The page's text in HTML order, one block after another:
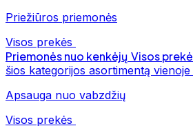
Priežiūros priemonės
Visos prekės
Priemonės nuo kenkėjų Visos
šios kategorijos asortimentą vienoje
Apsauga nuo vabzdžių
Visos prekės